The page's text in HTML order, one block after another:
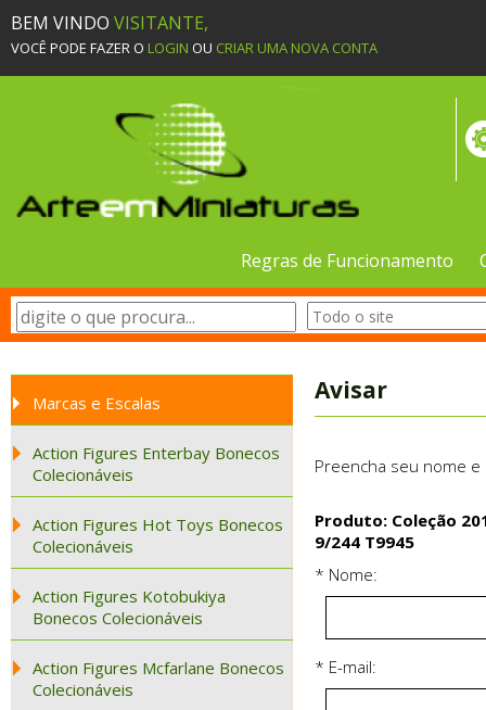
BEM VINDO VISITANTE,
VOCÊ PODE FAZER O LOGIN OU CRIAR UMA NOVA CONTA
Regras de Funcionamento
Marcas e Escalas
Action Figures Enterbay Bonecos
Colecionáveis
Action Figures Hot Toys Bonecos
Colecionáveis
Action Figures Kotobukiya
Bonecos Colecionáveis
Action Figures Mcfarlane Bonecos
Colecionáveis
Avisar
Preencha seu nome
Produto: Coleção
9/244 T9945
* Nome:
* E-mail: